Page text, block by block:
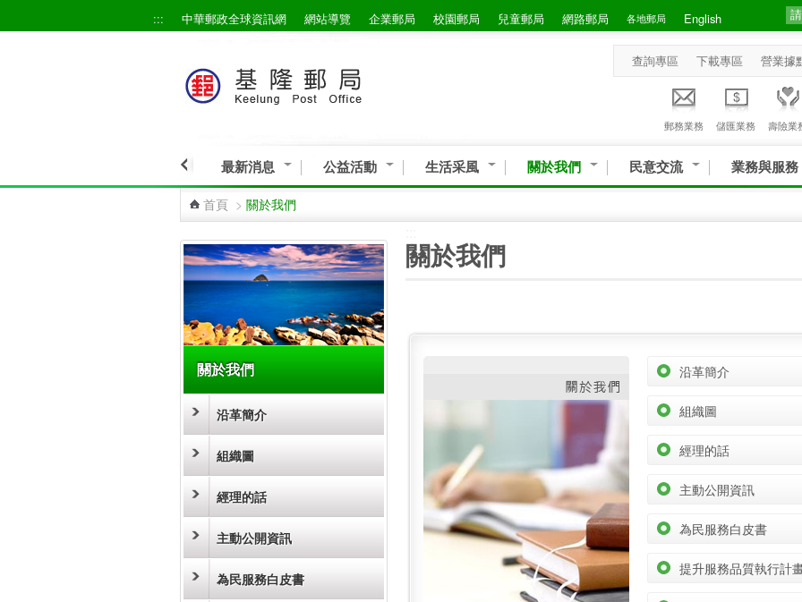
::: 中華郵政全球資訊網 網站導覽 企業郵局 校園郵局 兒童郵局 網路郵局 各地郵局 English
查詢專區 下載專區 營業據
郵務業務 儲匯業務 壽險業
最新消息 公益活動 生活采風 關於我們 民意交流 業務與服務
首頁 > 關於我們
關於我們
沿革簡介
組織圖
經理的話
主動公開資訊
為民服務白皮書
關於我們
沿革簡介
組織圖
經理的話
主動公開資訊
為民服務白皮書
提升服務品質執行計